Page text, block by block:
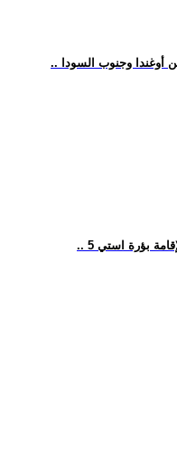
أوغندا وجنوب السودا
بؤرة استي